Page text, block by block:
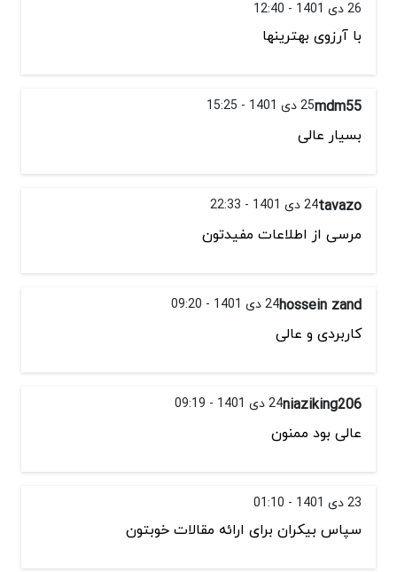
26 دی 1401 - 12:40
با آرزوی بهترینها
mdm5525 دی 1401 - 15:25
بسیار عالی
tavazo24 دی 1401 - 22:33
مرسی از اطلاعات مفیدتون
hossein zand24 دی 1401 - 09:20
کاربردی و عالی
niaziking20624 دی 1401 - 09:19
عالی بود ممنون
23 دی 1401 - 01:10
سپاس بیکران برای ارائه مقالات خوبتون